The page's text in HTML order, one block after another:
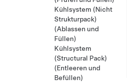
Kühlsystem (Nicht
Strukturpack)
(Ablassen und
Füllen)
Kühlsystem
(Structural Pack)
(Entleeren und
Befüllen)